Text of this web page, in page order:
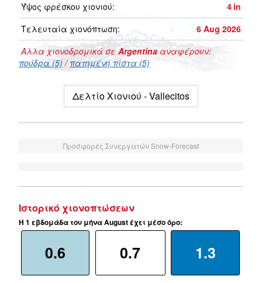
Ύψος φρέσκου χιονιού:
4 in
Τελευταία χιονόπτωση:
6 Aug 2026
Αλλα χιονοδρομικά σεArgentina αναφέρουν:
πούδρα (5) /πατημένη πίστα (5)
Δελτίο Χιονιού - Vallecitos
Προσφορές Συνεργατών Snow-Forecast
Ιστορικό χιονοπτώσεων
Η 1 εβδομάδα του μήνα August έχει μέσο όρο:
0.6 0.7 1.3